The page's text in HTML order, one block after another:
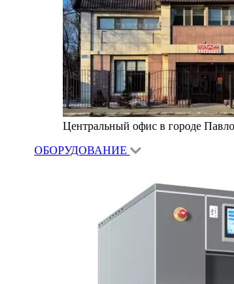
Центральный офис в городе
ОБОРУДОВАНИЕ